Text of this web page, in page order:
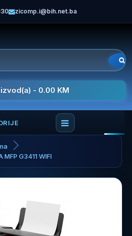
zicomp.i@bih.net.ba
- 0.00 KM
MFP G3411 WIFI